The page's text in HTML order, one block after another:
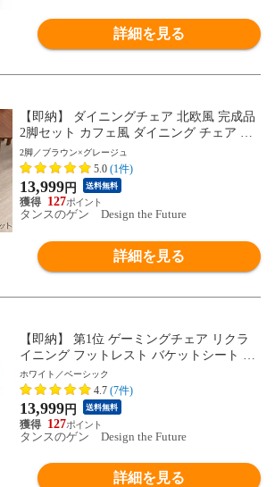
詳細を見る
【即納】 ダイニングチェア 北欧風 完成品
2脚セット カフェ風 ダイニング チェア リ
ビングチェア 食卓椅子 食卓 木製椅子 木製
チェア 食卓 クッション ファブリック PVC
8210000313〔ブラウン×グレージュ〕
2脚／ブラウン×グレージュ
5.0 (1件)
13,999円 送料無料
127
タンスのゲン Design the Future
詳細を見る
【即納】 第1位 ゲーミングチェア リクラ
イニング フットレスト バケットシート ハ
イバック アームレスト オフィスチェア オ
フィスチェアー ワークチェア パソコンチ
ェア チェア レザー ゲーム椅子 31510016
〔パールホワイト〕
ホワイト／ベーシック
4.7 (7件)
13,999円 送料無料
127
タンスのゲン Design the Future
詳細を見る